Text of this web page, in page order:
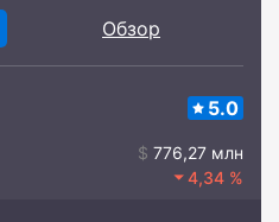
Обзор
5.0
776,27 млн
4,34